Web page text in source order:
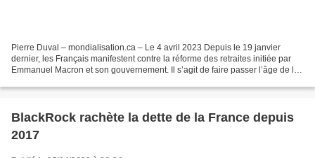
Pierre Duval – mondialisation.ca – Le 4 avril 2023 Depuis le 19 janvier
dernier, les Français manifestent contre la réforme des retraites initiée par
Emmanuel Macron et son gouvernement. Il s’agit de faire passer l’âge de la
BlackRock rachète la dette de la France depuis
2017